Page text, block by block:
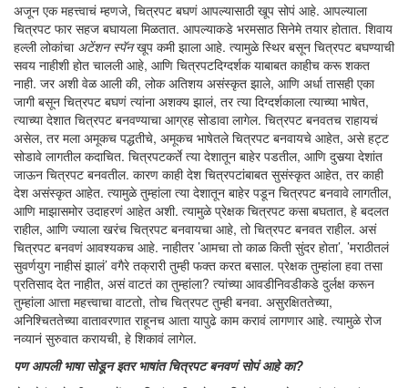
अजून एक महत्त्वाचं म्हणजे, चित्रपट बघणं आपल्यासाठी खूप सोपं आहे. आपल्याला
चित्रपट फार सहज बघायला मिळतात. आपल्याकडे भरमसाठ सिनेमे तयार होतात. शिवाय
हल्ली लोकांचा अटेंशन स्पॅनखूप कमी झाला आहे. त्यामुळे स्थिर बसून चित्रपट बघण्याची
सवय नाहीशी होत चालली आहे, आणि चित्रपटदिग्दर्शक याबाबत काहीच करू शकत
नाही. जर अशी वेळ आली की, लोक अतिशय असंस्कृत झाले, आणि अर्धा तासही एका
जागी बसून चित्रपट बघणं त्यांना अशक्य झालं, तर त्या दिग्दर्शकाला त्याच्या भाषेत,
त्याच्या देशात चित्रपट बनवण्याचा आग्रह सोडावा लागेल. चित्रपट बनवतच राहायचं
असेल, तर मला अमूकच पद्धतीचे, अमूकच भाषेतले चित्रपट बनवायचे आहेत, असे हट्ट
सोडावे लागतील कदाचित. चित्रपटकर्ते त्या देशातून बाहेर पडतील, आणि दुसर्‍या देशांत
जाऊन चित्रपट बनवतील. कारण काही देश चित्रपटांबाबत सुसंस्कृत आहेत, तर काही
देश असंस्कृत आहेत. त्यामुळे तुम्हांला त्या देशातून बाहेर पडून चित्रपट बनवावे लागतील,
आणि माझासमोर उदाहरणं आहेत अशी. त्यामुळे प्रेक्षक चित्रपट कसा बघतात, हे बदलत
राहील, आणि ज्याला खरंच चित्रपट बनवायचा आहे, तो चित्रपट बनवत राहील. असं
चित्रपट बनवणं आवश्यकच आहे. नाहीतर ’आमचा तो काळ किती सुंदर होता’, ’मराठीतलं
सुवर्णयुग नाहीसं झालं’ वगैरे तक्रारी तुम्ही फक्त करत बसाल. प्रेक्षक तुम्हांला हवा तसा
प्रतिसाद देत नाहीत, असं वाटतं का तुम्हांला? त्यांच्या आवडीनिवडीकडे दुर्लक्ष करून
तुम्हांला आत्ता महत्त्वाचा वाटतो, तोच चित्रपट तुम्ही बनवा. असुरक्षिततेच्या,
अनिश्चिततेच्या वातावरणात राहूनच आता यापुढे काम करावं लागणार आहे. त्यामुळे रोज
नव्यानं सुरुवात करायची, हे शिकावं लागेल.
पण आपली भाषा सोडून इतर भाषांत चित्रपट बनवणं सोपं आहे का?